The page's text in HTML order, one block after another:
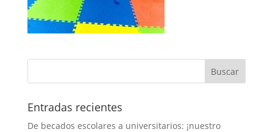
Entradas recientes
De becados escolares a universitarios: ¡nuestro